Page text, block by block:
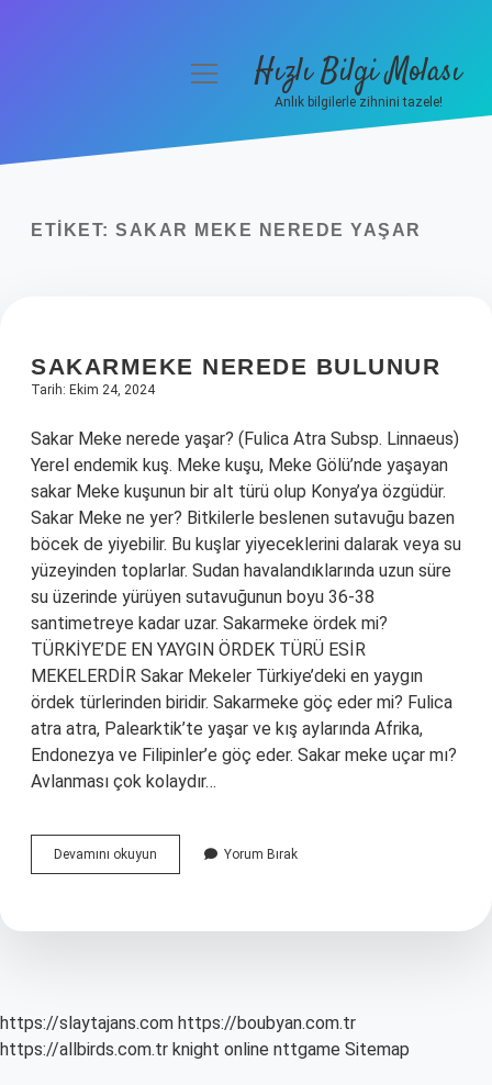
Yasal Uyarı
menüyüHızlı Bilgi Molası
Anlık bilgilerle zihnini tazele!
ETIKET: SAKAR MEKE NEREDE YAŞAR
SAKARMEKE NEREDE BULUNUR
Tarih: Ekim 24, 2024
Sakar Meke nerede yaşar? (Fulica Atra Subsp. Linnaeus)
Yerel endemik kuş. Meke kuşu, Meke Gölü’nde yaşayan
sakar Meke kuşunun bir alt türü olup Konya’ya özgüdür.
Sakar Meke ne yer? Bitkilerle beslenen sutavuğu bazen
böcek de yiyebilir. Bu kuşlar yiyeceklerini dalarak veya su
yüzeyinden toplarlar. Sudan havalandıklarında uzun süre
su üzerinde yürüyen sutavuğunun boyu 36-38
santimetreye kadar uzar. Sakarmeke ördek mi?
TÜRKİYE’DE EN YAYGIN ÖRDEK TÜRÜ ESİR
MEKELERDİR Sakar Mekeler Türkiye’deki en yaygın
ördek türlerinden biridir. Sakarmeke göç eder mi? Fulica
atra atra, Palearktik’te yaşar ve kış aylarında Afrika,
Endonezya ve Filipinler’e göç eder. Sakar meke uçar mı?
Avlanması çok kolaydır…
Devamını okuyun Sakarmeke
Nerede
Yorum Bırak
https://slaytajans.com https://boubyan.com.tr
https://allbirds.com.tr knight online nttgame Sitemap